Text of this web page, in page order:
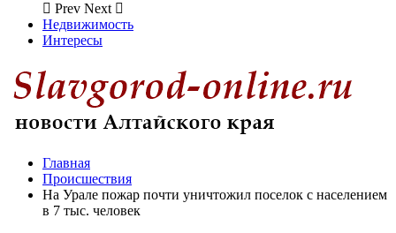
Prev Next
Недвижимость
Интересы
Главная
Происшествия
На Урале пожар почти уничтожил поселок с населением
в 7 тыс. человек